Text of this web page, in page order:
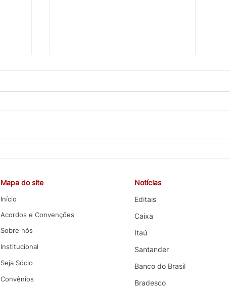
de trabalho em negociação
com o Banco do Brasil
Mapa do site
Início
Acordos e Convenções
Sobre nós
Institucional
Seja Sócio
Convênios
Notícias
Editais
Caixa
Itaú
Santander
Banco do Brasil
Bradesco